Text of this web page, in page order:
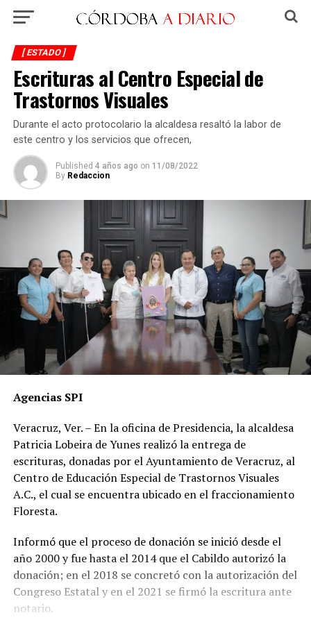
[ ESTADO ]
Escrituras al Centro Especial de
Trastornos Visuales
Durante el acto protocolario la alcaldesa resaltó la labor de
este centro y los servicios que ofrecen,
Published 4 años ago on 11/08/2022
By Redaccion
Agencias SPI
Veracruz, Ver. – En la oficina de Presidencia, la alcaldesa
Patricia Lobeira de Yunes realizó la entrega de
escrituras, donadas por el Ayuntamiento de Veracruz, al
Centro de Educación Especial de Trastornos Visuales
A.C., el cual se encuentra ubicado en el fraccionamiento
Floresta.
Informó que el proceso de donación se inició desde el
año 2000 y fue hasta el 2014 que el Cabildo autorizó la
donación; en el 2018 se concretó con la autorización del
Congreso Estatal y en el 2021 se firmó la escritura ante
notario.